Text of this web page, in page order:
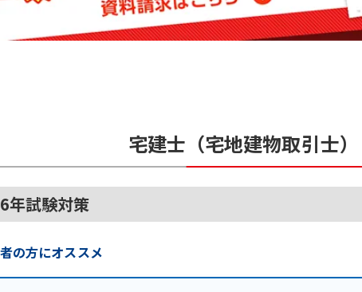
宅建士（宅地建物取引士）
年試験対策
の方にオススメ